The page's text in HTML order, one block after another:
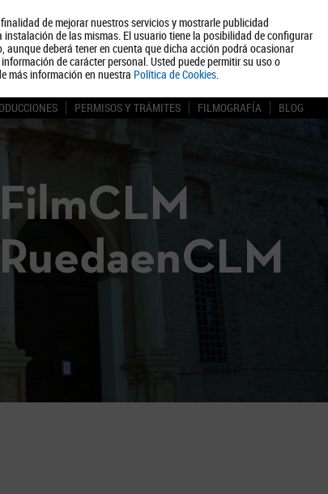
de mejorar nuestros servicios y mostrarle publicidad
de las mismas. El usuario tiene la posibilidad de configurar
deberá tener en cuenta que dicha acción podrá ocasionar
de carácter personal. Usted puede permitir su uso o
más información en nuestra Política de Cookies.
Quiénes somos Turismo Política de Privacidad
PERMISOS Y TRÁMITES FILMOGRAFÍA BLOG